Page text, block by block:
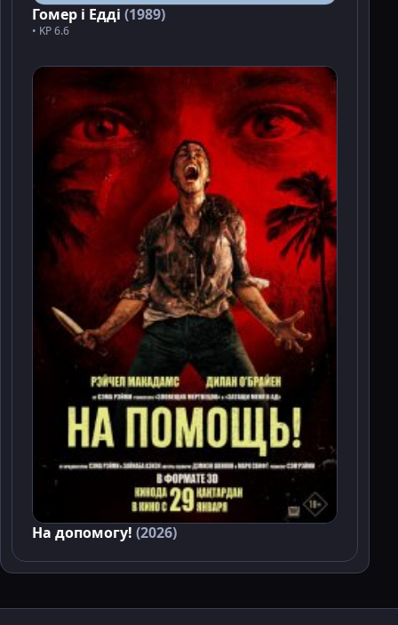
Гомер і Едді (1989)
• KP 6.6
На допомогу! (2026)